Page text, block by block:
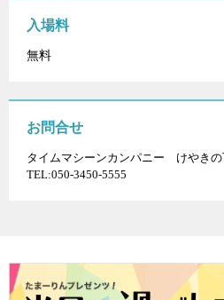
入場料
無料
お問合せ
タイムマシーンカンパニー けやきの
TEL:050-3450-5555